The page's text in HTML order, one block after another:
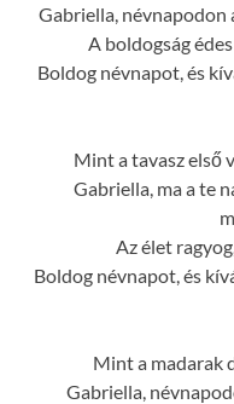
Gabriella, névnapodon
A boldogság
Boldog névnapot, és
Mint a tavasz első
Gabriella, ma a te
Az élet
Boldog névnapot, és
Mint a madarak
Gabriella,